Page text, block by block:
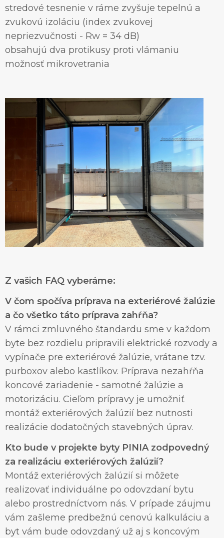
stredové tesnenie v ráme zvyšuje tepelnú a
zvukovú izoláciu (index zvukovej
nepriezvučnosti - Rw = 34 dB)
obsahujú dva protikusy proti vlámaniu
možnosť mikrovetrania
Z vašich FAQ vyberáme:
V čom spočíva príprava na exteriérové žalúzie
a čo všetko táto príprava zahŕňa?
V rámci zmluvného štandardu sme v každom
byte bez rozdielu pripravili elektrické rozvody a
vypínače pre exteriérové žalúzie, vrátane tzv.
purboxov alebo kastlíkov. Príprava nezahŕňa
koncové zariadenie - samotné žalúzie a
motorizáciu. Cieľom prípravy je umožniť
montáž exteriérových žalúzií bez nutnosti
realizácie dodatočných stavebných úprav.
Kto bude v projekte byty PINIA zodpovedný
za realizáciu exteriérových žalúzií?
Montáž exteriérových žalúzií si môžete
realizovať individuálne po odovzdaní bytu
alebo prostredníctvom nás. V prípade záujmu
vám zašleme predbežnú cenovú kalkuláciu a
byt vám bude odovzdaný už aj s koncovým